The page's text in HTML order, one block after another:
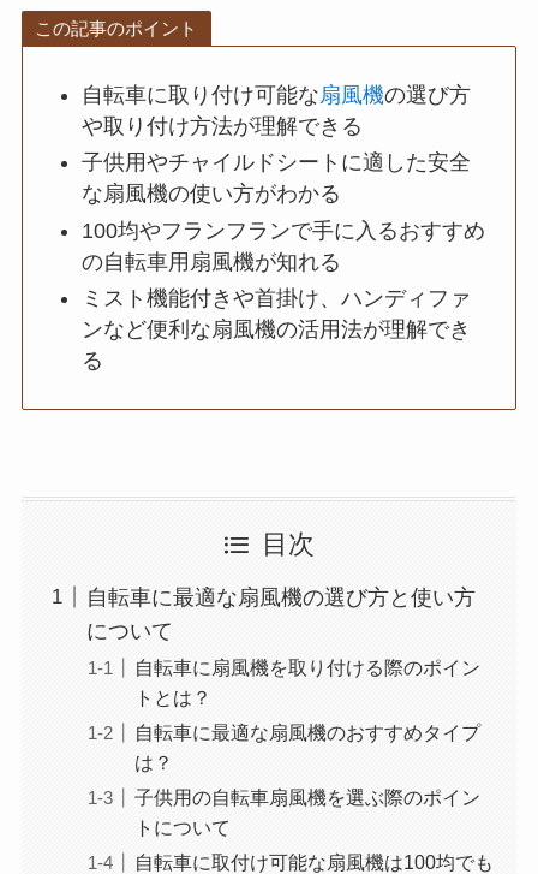
この記事のポイント
自転車に取り付け可能な扇風機の選び方
や取り付け方法が理解できる
子供用やチャイルドシートに適した安全
な扇風機の使い方がわかる
100均やフランフランで手に入るおすすめ
の自転車用扇風機が知れる
ミスト機能付きや首掛け、ハンディファ
ンなど便利な扇風機の活用法が理解でき
る
目次
自転車に最適な扇風機の選び方と使い方
について
自転車に扇風機を取り付ける際のポイン
トとは？
自転車に最適な扇風機のおすすめタイプ
は？
子供用の自転車扇風機を選ぶ際のポイン
トについて
自転車に取付け可能な扇風機は100均でも